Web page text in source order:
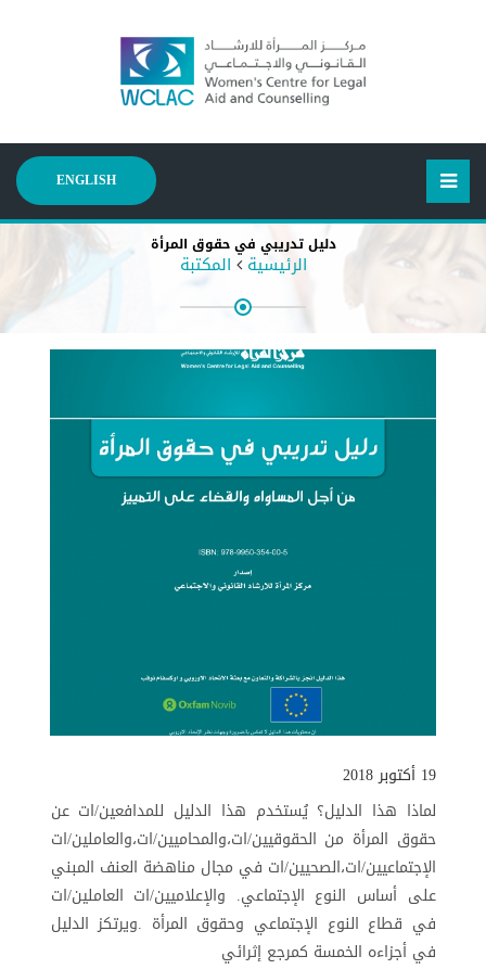
ENGLISH
دليل تدريبي في حقوق المرأة
الرئيسية المكتبة
19 أكتوبر 2018
لماذا هذا الدليل؟ يُستخدم هذا الدليل للمدافعين/ات عن
حقوق المرأة من الحقوقيين/ات،والمحاميين/ات،والعاملين/ات
الإجتماعيين/ات،الصحيين/ات في مجال مناهضة العنف المبني
على أساس النوع الإجتماعي. والإعلاميين/ات العاملين/ات
في قطاع النوع الإجتماعي وحقوق المرأة .ويرتكز الدليل
في أجزاءه الخمسة كمرجع إثرائي